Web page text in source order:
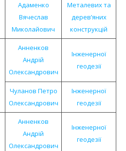
Адаменко
Вячеслав
Миколайович
Металевих та
дерев’яних
конструкцій
Анненков
Андрій
Олександрович
Інженерної
геодезії
Чуланов Петро
Олександрович
Інженерної
геодезії
Анненков
Андрій
Олександрович
Інженерної
геодезії